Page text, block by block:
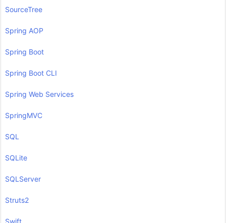
SourceTree
Spring AOP
Spring Boot
Spring Boot CLI
Spring Web Services
SpringMVC
SQL
SQLite
SQLServer
Struts2
Swift